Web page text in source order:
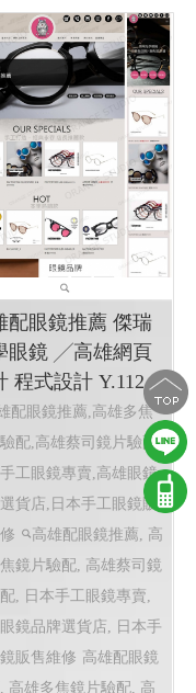
配眼鏡推薦 傑瑞
眼鏡 ╱高雄網頁
程式設計 Y.112
配眼鏡推薦,高雄多焦
配,高雄蔡司鏡片驗配,
工眼鏡專賣,高雄眼鏡
貨店,日本手工眼鏡販
高雄配眼鏡推薦, 高
鏡片驗配, 高雄蔡司鏡
, 日本手工眼鏡專賣,
鏡品牌選貨店, 日本手
販售維修 高雄配眼鏡
高雄多焦鏡片驗配, 高